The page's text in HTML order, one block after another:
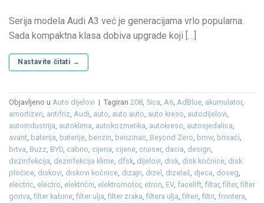
Serija modela Audi A3 već je generacijama vrlo popularna.
Sada kompaktna klasa dobiva upgrade koji […]
Nastavite čitati →
Objavljeno u Auto dijelovi | Tagiran 208, 5ica, A6, AdBlue, akumulator,
amortizeri, antifriz, Audi, auto, auto auto, auto kreso, autodijelovi,
autoindustrija, autoklima, autokozmetika, autokreso, autosjedalica,
avant, baterija, baterije, benzin, benzinac, Beyond Zero, bmw, brisači,
brtva, Buzz, BYD, cabrio, cijena, cijene, cruiser, dacia, design,
dezinfekcija, dezinfekcija klime, dfsk, dijelovi, disk, disk kočnice, disk
pločice, diskovi, diskovi kočnice, dizajn, dizel , dizelaš, djeca, doseg,
electric, electro, električni, elektromotor, etron, EV, facelift,filtar,filter,filter
goriva,filter kabine,filter ulja,filter zraka,filtera ulja,filteri,filtri, frontera,